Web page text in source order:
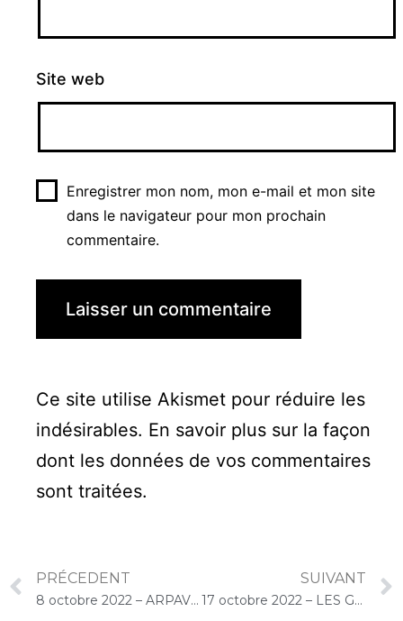
Site web
Enregistrer mon nom, mon e-mail et mon site
dans le navigateur pour mon prochain
commentaire.
Ce site utilise Akismet pour réduire les
indésirables. En savoir plus sur la façon
dont les données de vos commentaires
sont traitées.
PRÉCEDENT
8 octobre 2022 – ARPAVIE Jean Rostand (Athis-Mons) : Concert « Choco-Cello Solo »
SUIVANT
17 octobre 2022 – LES GIRANDIERES (Brétigny-sur-Orge) : Atelier « Chantons Ensemble »